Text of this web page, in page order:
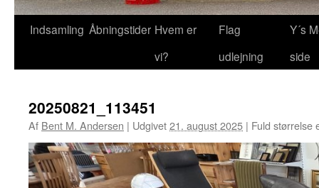
Hop
Indsamling Åbningstider Hvem er
vi?
Flag
udlejning
Y´s
side
20250821_113451
Af Bent M. Andersen | Udgivet21. august 2025 | Fuld størrelse